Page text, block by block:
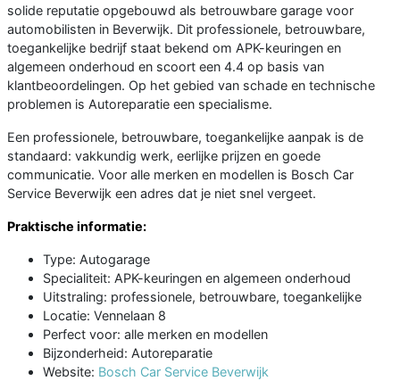
solide reputatie opgebouwd als betrouwbare garage voor
automobilisten in Beverwijk. Dit professionele, betrouwbare,
toegankelijke bedrijf staat bekend om APK-keuringen en
algemeen onderhoud en scoort een 4.4 op basis van
klantbeoordelingen. Op het gebied van schade en technische
problemen is Autoreparatie een specialisme.
Een professionele, betrouwbare, toegankelijke aanpak is de
standaard: vakkundig werk, eerlijke prijzen en goede
communicatie. Voor alle merken en modellen is Bosch Car
Service Beverwijk een adres dat je niet snel vergeet.
Praktische informatie:
Type: Autogarage
Specialiteit: APK-keuringen en algemeen onderhoud
Uitstraling: professionele, betrouwbare, toegankelijke
Locatie: Vennelaan 8
Perfect voor: alle merken en modellen
Bijzonderheid: Autoreparatie
Website: Bosch Car Service Beverwijk